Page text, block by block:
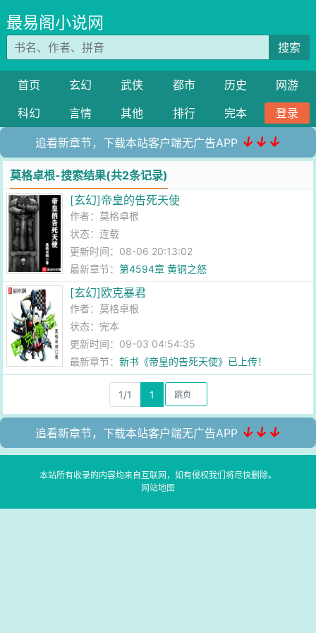
最易阁小说网
搜索
首页 玄幻 武侠 都市 历史
网游
科幻
言情 其他 排行 完本 登录
追看新章节，下载本站客户端无广告APP ↓↓↓
莫格卓根-搜索结果(共2条记录)
[玄幻]帝皇的告死天使
作者： 莫格卓根
状态：连载
更新时间：08-06 20:13:02
最新章节：第4594章 黄铜之怒
[玄幻]欧克暴君
作者： 莫格卓根
状态：完本
更新时间：09-03 04:54:35
最新章节：新书《帝皇的告死天使》已上传！
1/1 1
追看新章节，下载本站客户端无广告APP ↓↓↓
本站所有收录的内容均来自互联网，如有侵权我们将尽快删除。
网站地图